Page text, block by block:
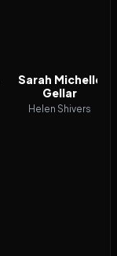
Sarah Michelle
Gellar
Helen Shivers